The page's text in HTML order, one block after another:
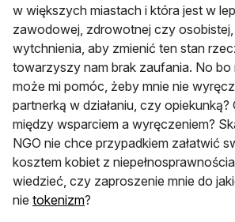
w większych miastach i która jest w
zawodowej, zdrowotnej czy
wytchnienia, aby zmienić ten stan
towarzyszy nam brak zaufania. No bo
może mi pomóc, żeby mnie nie
partnerką w działaniu, czy opiekunką?
między wsparciem a wyręczeniem?
NGO nie chce przypadkiem załatwić
kosztem kobiet z
wiedzieć, czy zaproszenie mnie do
nie tokenizmotwiera się w nowej karcie
?